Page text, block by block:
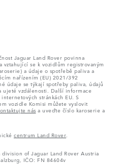
Jaguar Land Rover povinna
vztahující se k vozidlům registrovaným
a údaje o spotřebě paliva a
nařízením (EU) 2021/392
údaje se týkají spotřeby paliva, údajů
vzdálenosti. Další informace
stránkách EU. S
vozidle Komisi můžete vyslovit
nás a uveďte číslo karoserie a
centrum Land Rover
of Jaguar Land Rover Austria
IČO: FN 84604v